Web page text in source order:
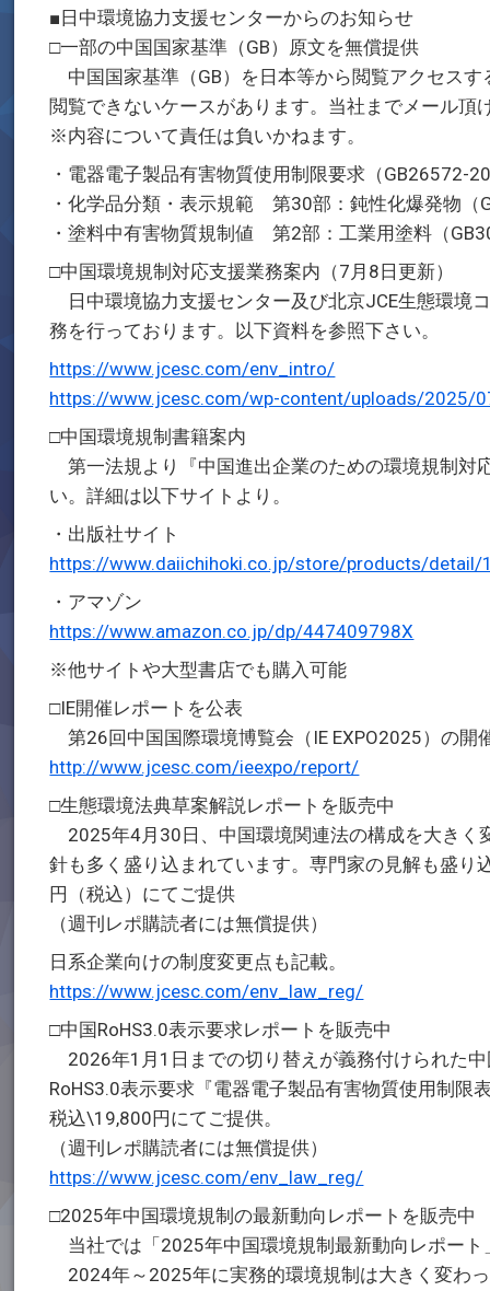
■日中環境協力支援センターからのお知らせ
□一部の中国国家基準（GB）原文を無償提供
中国国家基準（GB）を日本等から閲覧アクセス
閲覧できないケースがあります。当社までメール
※内容について責任は負いかねます。
・電器電子製品有害物質使用制限要求（GB26572-
・化学品分類・表示規範 第30部：鈍性化爆発物（
・塗料中有害物質規制値 第2部：工業用塗料（
□中国環境規制対応支援業務案内（7月8日更新）
日中環境協力支援センター及び北京JCE生態環境
務を行っております。以下資料を参照下さい。
https://www.jcesc.com/env_intro/
https://www.jcesc.com/wp-content/uploads/2025/
□中国環境規制書籍案内
第一法規より『中国進出企業のための環境規制対
い。詳細は以下サイトより。
・出版社サイト
https://www.daiichihoki.co.jp/store/products/detail/
・アマゾン
https://www.amazon.co.jp/dp/447409798X
※他サイトや大型書店でも購入可能
□IE開催レポートを公表
第26回中国国際環境博覧会（IE EXPO2025）の
http://www.jcesc.com/ieexpo/report/
□生態環境法典草案解説レポートを販売中
2025年4月30日、中国環境関連法の構成を大きく
針も多く盛り込まれています。専門家の見解も盛
円（税込）にてご提供
（週刊レポ購読者には無償提供）
日系企業向けの制度変更点も記載。
https://www.jcesc.com/env_law_reg/
□中国RoHS3.0表示要求レポートを販売中
2026年1月1日までの切り替えが義務付けられた
RoHS3.0表示要求『電器電子製品有害物質使用制
税込\19,800円にてご提供。
（週刊レポ購読者には無償提供）
https://www.jcesc.com/env_law_reg/
□2025年中国環境規制の最新動向レポートを販売中
当社では「2025年中国環境規制最新動向レポート
2024年～2025年に実務的環境規制は大きく変わ